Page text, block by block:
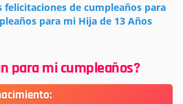
felicitaciones de cumpleaños para
para mi Hija de 13 Años
para mi cumpleaños?